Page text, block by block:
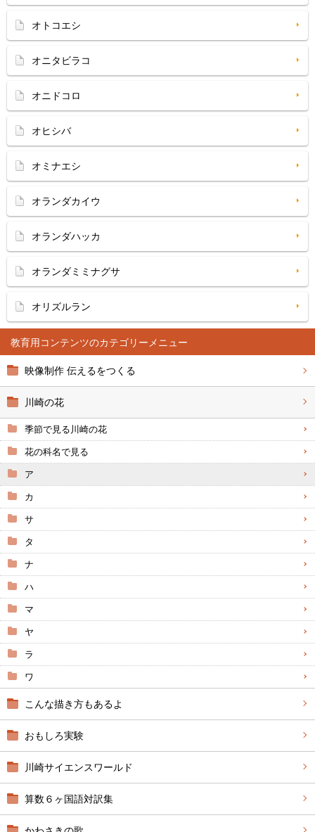
教育用コンテンツ
映像制作 伝えるをつくる
川崎の花
季節で見る川崎の花
花の科名で見る
ア
カ
サ
タ
ナ
ハ
マ
ヤ
ラ
ワ
こんな描き方もあるよ
おもしろ実験
川崎サイエンスワールド
算数６ヶ国語対訳集
オトコエシ
オニタビラコ
オニドコロ
オヒシバ
オミナエシ
オランダカイウ
オランダハッカ
オランダミミナグサ
オリズルラン